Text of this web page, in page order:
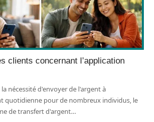
clients concernant l’application
nécessité d'envoyer de l'argent à
quotidienne pour de nombreux individus, le
de transfert d'argent…